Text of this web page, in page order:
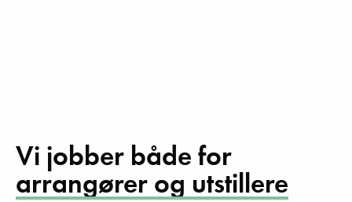
Vi jobber både for
arrangører og utstillere